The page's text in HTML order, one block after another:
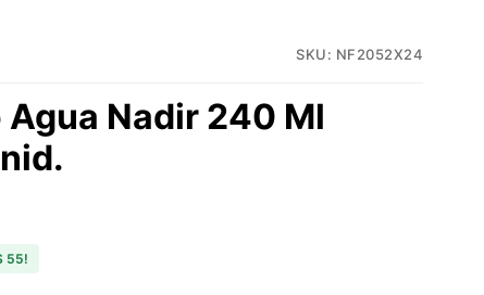
SKU: NF2052X24
Nadir 240 Ml
55!